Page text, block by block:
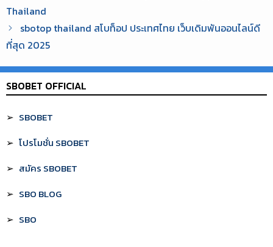
Thailand
sbotop thailand สโบท็อป ประเทศไทย เว็บเดิมพันออนไลน์ดี
ที่สุด 2025
SBOBET OFFICIAL
SBOBET
โปรโมชั่น SBOBET
สมัคร SBOBET
SBO BLOG
SBO